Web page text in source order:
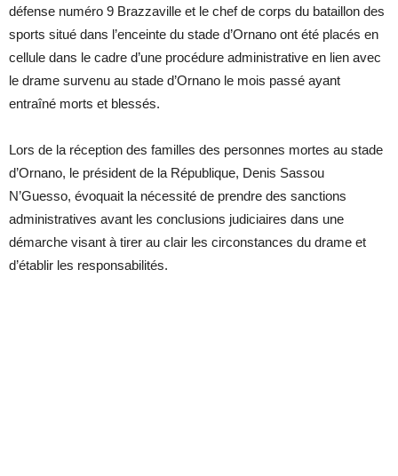
défense numéro 9 Brazzaville et le chef de corps du bataillon des
sports situé dans l’enceinte du stade d’Ornano ont été placés en
cellule dans le cadre d’une procédure administrative en lien avec
le drame survenu au stade d’Ornano le mois passé ayant
entraîné morts et blessés.
Lors de la réception des familles des personnes mortes au stade
d’Ornano, le président de la République, Denis Sassou
N’Guesso, évoquait la nécessité de prendre des sanctions
administratives avant les conclusions judiciaires dans une
démarche visant à tirer au clair les circonstances du drame et
d’établir les responsabilités.